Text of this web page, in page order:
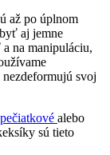
až po úplnom
aj jemne
na manipuláciu,
svoj
pečiatkové alebo
sú tieto